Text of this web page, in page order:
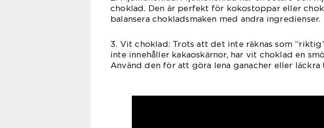
choklad. Den är perfekt för kokostoppar eller
balansera chokladsmaken med andra ingredienser.
3. Vit choklad: Trots att det inte räknas som
inte innehåller kakaoskärnor, har vit choklad en
Använd den för att göra lena ganacher eller läckra